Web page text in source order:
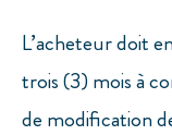
L’acheteur doit
trois (3) mois à
de modification